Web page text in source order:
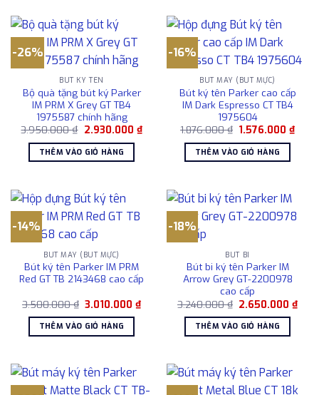
-26%
BÚT KÝ TÊN
Bộ quà tặng bút ký Parker
IM PRM X Grey GT TB4
1975587 chính hãng
3.950.000₫ Giá
là:
3.950.000 ₫.
2.930.000 ₫Giá
hiện
2.930.000 ₫.
THÊM VÀO GIỎ HÀNG
-16%
BÚT MÁY (BÚT MỰC)
Bút ký tên Parker cao cấp
IM Dark Espresso CT TB4
1975604
1.876.000₫ Giá
là:
1.876.000 ₫.
1.576.000₫Giá
hiện
THÊM VÀO GIỎ HÀNG
-14%
BÚT MÁY (BÚT MỰC)
Bút ký tên Parker IM PRM
Red GT TB 2143468 cao cấp
3.500.000₫ Giá
là:
3.500.000 ₫.
3.010.000₫Giá
hiện
3.010.000 ₫.
THÊM VÀO GIỎ HÀNG
-18%
BÚT BI
Bút bi ký tên Parker IM
Arrow Grey GT-2200978
cao cấp
3.240.000₫ Giá
là:
3.240.000 ₫.
2.650.000₫Giá
hiện
THÊM VÀO GIỎ HÀNG